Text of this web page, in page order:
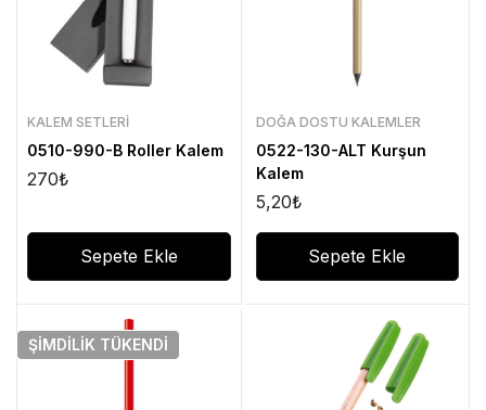
KALEM SETLERI
0510-990-B Roller Kalem
270₺
Sepete Ekle
DOĞA DOSTU KALEMLER
0522-130-ALT Kurşun
Kalem
5,20₺
Sepete Ekle
ŞIMDILIK TÜKENDI